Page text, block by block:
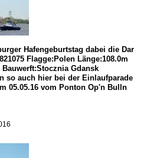
Hafengeburtstag dabei die Dar
Flagge:Polen Länge:108.0m
Bauwerft:Stocznia Gdansk
so auch hier bei der Einlaufparade
05.05.16 vom Ponton Op'n Bulln